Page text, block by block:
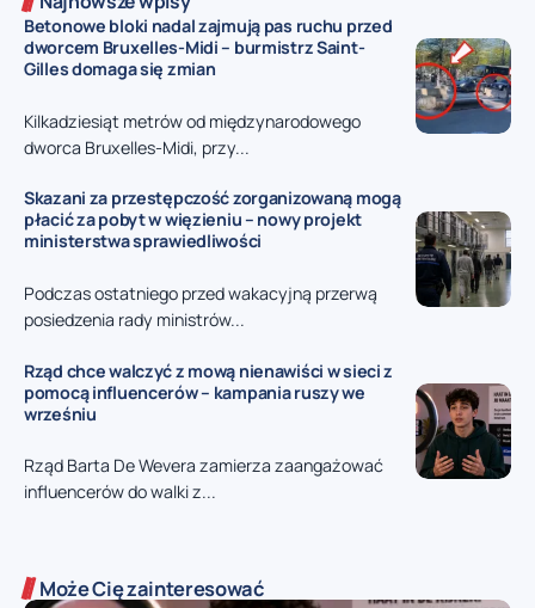
Betonowe bloki nadal zajmują pas ruchu przed
dworcem Bruxelles-Midi – burmistrz Saint-
Gilles domaga się zmian
Kilkadziesiąt metrów od międzynarodowego
dworca Bruxelles-Midi, przy...
Skazani za przestępczość zorganizowaną mogą
płacić za pobyt w więzieniu – nowy projekt
ministerstwa sprawiedliwości
Podczas ostatniego przed wakacyjną przerwą
posiedzenia rady ministrów...
Rząd chce walczyć z mową nienawiści w sieci z
pomocą influencerów – kampania ruszy we
wrześniu
Rząd Barta De Wevera zamierza zaangażować
influencerów do walki z...
Może Cię zainteresować